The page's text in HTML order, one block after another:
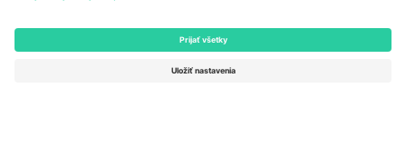
Mexico
Av Chapultepec 360, Roma